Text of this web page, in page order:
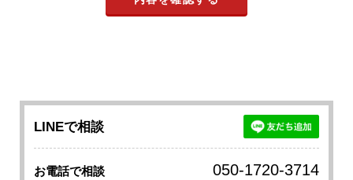
LINEで相談
お電話で相談 050-1720-3714